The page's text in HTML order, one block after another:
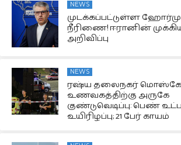
NEWS
முடக்கப்பட்டுள்ள
நீரிணை! ஈரானின்
அறிவிப்பு
NEWS
ரஷ்ய தலைநகர்
உணவகத்திற்கு அருகே
குண்டுவெடிப்பு: பெண்
உயிரிழப்பு; 21 பேர் காயம்